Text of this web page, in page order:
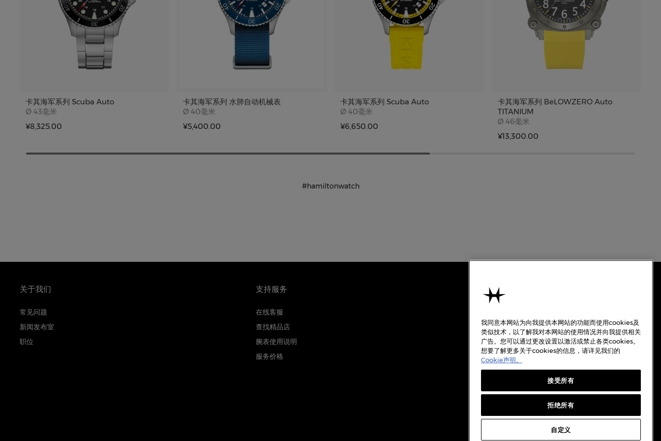
卡其海军系列 Scuba Auto
Ø Case size
43毫米
¥8,325.00
卡其海军系列 水肺自动机械表
Ø Case size
40毫米
¥5,400.00
卡其海军系列 Scuba Auto
Ø Case size
40毫米
¥6,650.00
卡其海军系列 BeLOWZERO Auto
TITANIUM
Ø Case size
46毫米
¥13,300.00
#hamiltonwatch
关于我们
常见问题
新闻发布室
职位
支持服务
在线客服
查找精品店
腕表使用说明
服务价格
使用条款
使用条款
隐私政策
Cookie政策
质保
我同意本网站为向我提供本网站的功能而使用cookies及
类似技术，以了解我对本网站的使用情况并向我提供相关
广告。您可以通过更改设置以激活或禁止各类cookies。
想要了解更多关于cookies的信息，请详见我们的
Cookie声明。
接受所有
拒绝所有
自定义